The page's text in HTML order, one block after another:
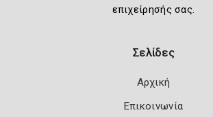
επιχείρησής σας.
Σελίδες
Αρχική
Επικοινωνία